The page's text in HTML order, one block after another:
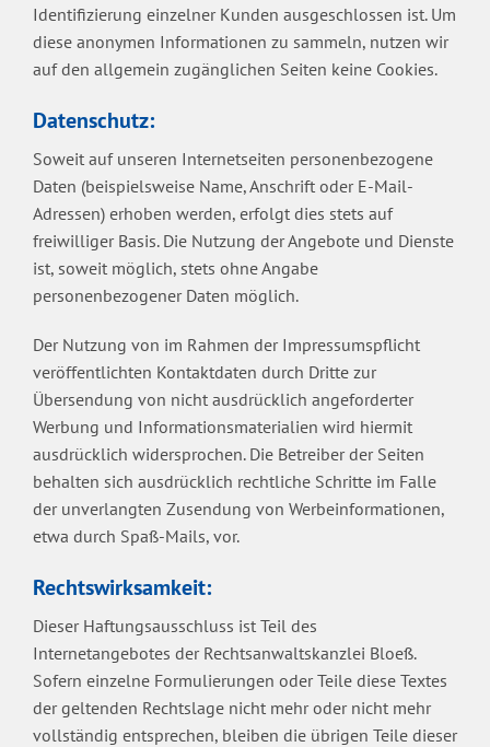
Identifizierung einzelner Kunden ausgeschlossen ist. Um
diese anonymen Informationen zu sammeln, nutzen wir
auf den allgemein zugänglichen Seiten keine Cookies.
Datenschutz:
Soweit auf unseren Internetseiten personenbezogene
Daten (beispielsweise Name, Anschrift oder E-Mail-
Adressen) erhoben werden, erfolgt dies stets auf
freiwilliger Basis. Die Nutzung der Angebote und Dienste
ist, soweit möglich, stets ohne Angabe
personenbezogener Daten möglich.
Der Nutzung von im Rahmen der Impressumspflicht
veröffentlichten Kontaktdaten durch Dritte zur
Übersendung von nicht ausdrücklich angeforderter
Werbung und Informationsmaterialien wird hiermit
ausdrücklich widersprochen. Die Betreiber der Seiten
behalten sich ausdrücklich rechtliche Schritte im Falle
der unverlangten Zusendung von Werbeinformationen,
etwa durch Spaß-Mails, vor.
Rechtswirksamkeit:
Dieser Haftungsausschluss ist Teil des
Internetangebotes der Rechtsanwaltskanzlei Bloeß.
Sofern einzelne Formulierungen oder Teile diese Textes
der geltenden Rechtslage nicht mehr oder nicht mehr
vollständig entsprechen, bleiben die übrigen Teile dieser